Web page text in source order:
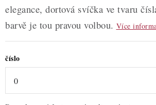
elegance, dortová svíčka ve tvaru
barvě je tou pravou volbou. Více
číslo